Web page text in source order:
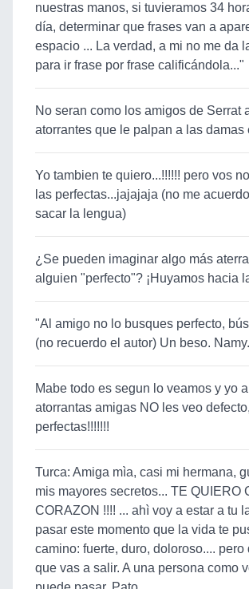
nuestras manos, si tuvieramos 34
día, determinar que frases van a
espacio ... La verdad, a mi no me da
para ir frase por frase calificándola..."
No seran como los amigos de Serrat
atorrantes que le palpan a las damas
Yo tambien te quiero...!!!!!! pero vos
las perfectas...jajajaja (no me
sacar la lengua)
¿Se pueden imaginar algo más
alguien "perfecto"? ¡Huyamos hacia
"Al amigo no lo busques perfecto,
(no recuerdo el autor) Un beso. Namy.
Mabe todo es segun lo veamos y yo
atorrantas amigas NO les veo
perfectas!!!!!!!
Turca: Amiga mìa, casi mi hermana,
mis mayores secretos... TE QUIERO
CORAZON !!!! ... ahì voy a estar a tu
pasar este momento que la vida te
camino: fuerte, duro, doloroso.... pero
que vas a salir. A una persona como